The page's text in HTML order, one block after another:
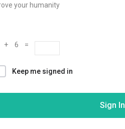
your humanity
+ 6 =
Keep me signed in
Sign In